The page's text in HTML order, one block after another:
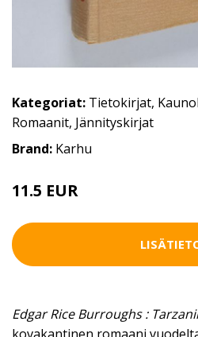
Kategoriat: Tietokirjat,
Romaanit, Jännityskirjat
Brand: Karhu
11.5 EUR
Edgar Rice Burroughs :